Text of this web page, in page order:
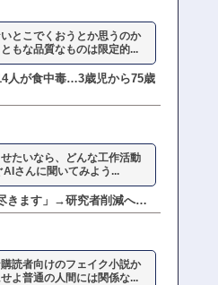
とこでくおうとか思うのか
もな品質なものは限定的...
人が食中毒…3歳児から75歳
たいなら、どんな工作活動
さんに聞いてみよう...
きます」→研究者削減へ…
読者向けのフェイク小説か
よ普通の人間には関係な...